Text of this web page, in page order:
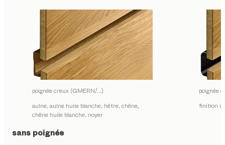
poignée creux (GMERN/…)
aulne, aulne huile blanche, hêtre, chêne,
chêne huile blanche, noyer
poignée
finition
sans poignée